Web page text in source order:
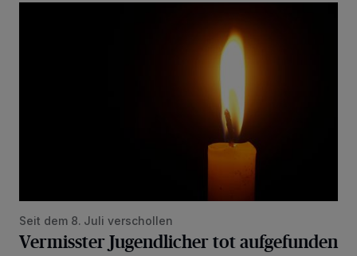
Seit dem 8. Juli verschollen
Vermisster Jugendlicher tot aufgefunden